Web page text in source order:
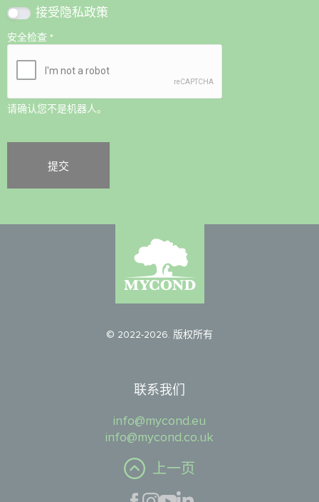
接受隐私政策
安全检查 *
请确认您不是机器人。
© 2022-2026. 版权所有
联系我们
info@mycond.eu
info@mycond.co.uk
上一页